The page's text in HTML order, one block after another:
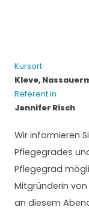
Referent:in
Jennifer Risch
Kursort
Kleve,
Wir informieren
Pflegegrades
Pflegegrad
Mitgründerin von
an diesem